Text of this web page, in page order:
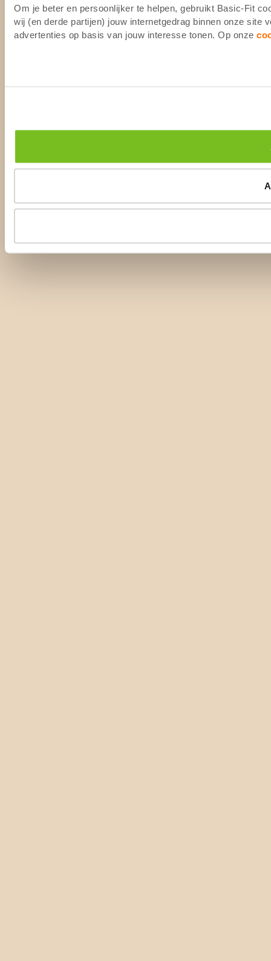
Om je beter en persoonlijker te helpen, gebruikt Basic-Fit
wij (en derde partijen) jouw internetgedrag binnen onze site
advertenties op basis van jouw interesse tonen. Op onze